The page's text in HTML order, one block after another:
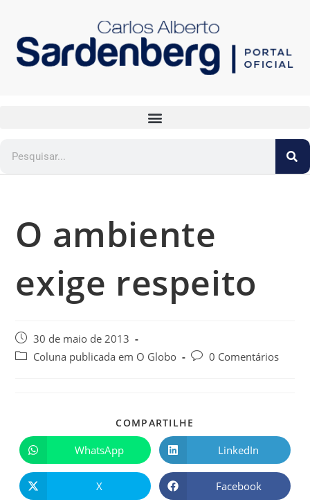
O ambiente
exige respeito
30 de maio de 2013
Coluna publicada em O Globo
0 Comentários
COMPARTILHE
WhatsApp LinkedIn
X Facebook